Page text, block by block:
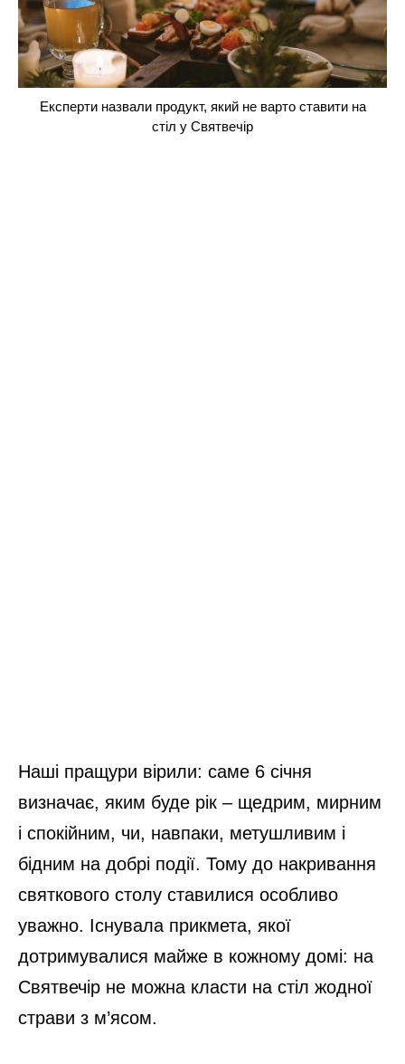
Експерти назвали продукт, який не варто ставити на
стіл у Святвечір
Наші пращури вірили: саме 6 січня
визначає, яким буде рік – щедрим, мирним
і спокійним, чи, навпаки, метушливим і
бідним на добрі події. Тому до накривання
святкового столу ставилися особливо
уважно. Існувала прикмета, якої
дотримувалися майже в кожному домі: на
Святвечір не можна класти на стіл жодної
страви з м’ясом.